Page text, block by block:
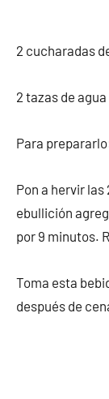
2 cucharadas
2 tazas de agua
Para
Pon a hervir
ebullición
por 9 minutos.
Toma esta
después de